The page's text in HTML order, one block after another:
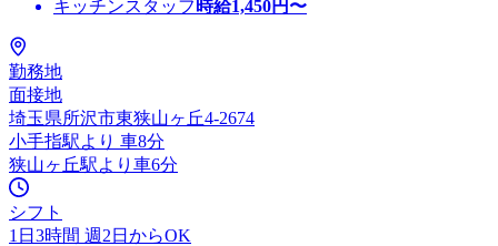
キッチンスタッフ 時給1,450円〜
勤務地
面接地
埼玉県所沢市東狭山ヶ丘4-2674
小手指駅より 車8分
狭山ヶ丘駅より車6分
シフト
1日3時間 週2日からOK